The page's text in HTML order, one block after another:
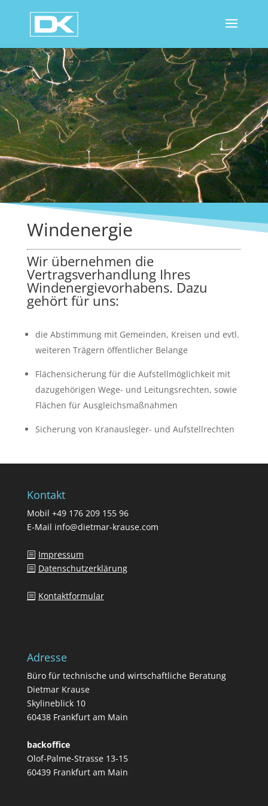
Windenergie
Wir übernehmen die
Vertragsverhandlung Ihres
Windenergievorhabens. Dazu
gehört für uns:
die Abstimmung mit Gemeinden, Kreisen und evtl.
weiteren Trägern öffentlicher Belange
Flächensicherung für die Aufstellmöglichkeit mit
dazugehörigen Wege- und Leitungsrechten, sowie
Flächen für Ausgleichsmaßnahmen
Sicherung von Kranausleger- und Aufstellrechten
Kontakt
Mobil +49 176 209 155 96
E-Mail info@dietmar-krause.com
Impressum
Datenschutzerklärung
Kontaktformular
Adresse
Büro für technische und wirtschaftliche Beratung
Dietmar Krause
Skylineblick 10
60438 Frankfurt am Main
backoffice
Olof-Palme-Strasse 13-15
60439 Frankfurt am Main